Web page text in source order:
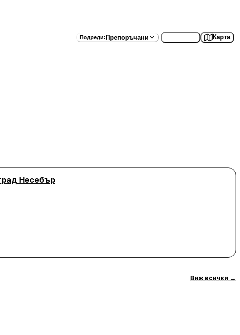
Подреди:Препоръчани Карта
Несебър
Виж всички →